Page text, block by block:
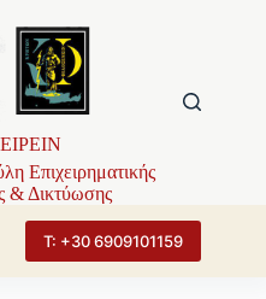
Επιχειρηματικής
& Δικτύωσης
Τ: +30 6909101159